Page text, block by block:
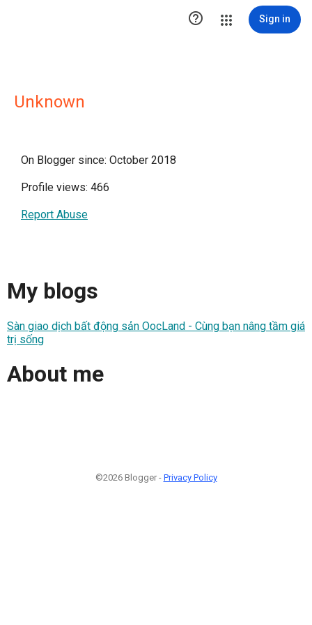
 Sign in
Unknown
On Blogger since: October 2018
Profile views: 466
Report Abuse
My blogs
Sàn giao dịch bất động sản OocLand - Cùng bạn nâng tầm giá
trị sống
About me
©2026 Blogger - Privacy Policy